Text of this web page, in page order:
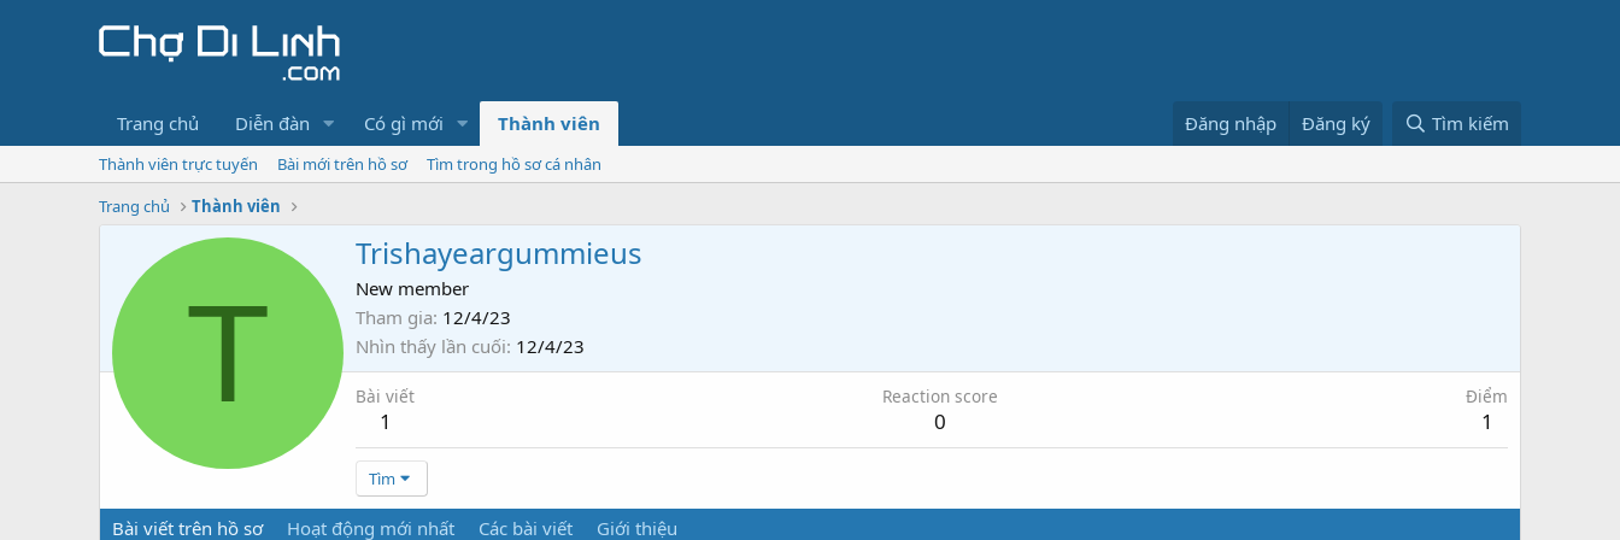
Trang chủ Diễn đàn Có gì mới Thành viên Đăng nhập Đăng ký Tìm kiếm
Thành viên trực tuyến Bài mới trên hồ sơ
Tìm trong hồ sơ cá nhân
Trang chủ
Thành viên
T
Trishayeargummieus
New member
Tham gia 12/4/23
Nhìn thấy lần cuối 12/4/23
Bài viết
1
Reaction score
0
Điểm
1
Tìm
Bài viết trên hồ sơ Hoạt động mới nhất Các bài viết Giới thiệu